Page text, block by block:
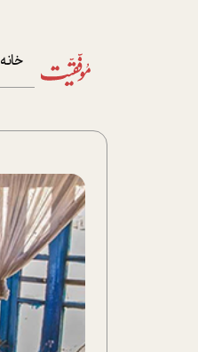
خانه